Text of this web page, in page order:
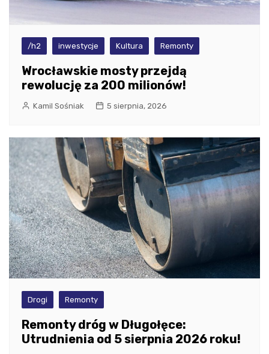
/h2 inwestycje Kultura Remonty
Wrocławskie mosty przejdą
rewolucję za 200 milionów!
Kamil Sośniak 5 sierpnia, 2026
Drogi Remonty
Remonty dróg w Długołęce:
Utrudnienia od 5 sierpnia 2026 roku!